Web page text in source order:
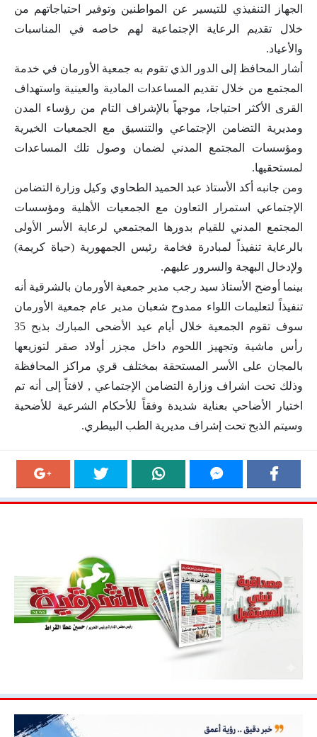
الجهاز التنفيذي للتيسير عن المواطنين وتوفير احتياجاتهم من
خلال تقديم الرعاية الإجتماعية لهم خاصه في المناسبات
والأعياد.
أشار المحافظ إلى الدور الذي تقوم به جمعية الأورمان في خدمة
المجتمع من خلال تقديم المساعدات المادية والعينية واستهداف
القرى الأكثر احتياجا، موجهاً بالإشراف التام من رؤساء المدن
ومديرية التضامن الإجتماعي والتنسيق مع الجمعيات الخيرية
ومؤسسات المجتمع المدني لضمان وصول تلك المساعدات
لمستحقيها.
ومن جانبه أكد الأستاذ عبد الحميد الطحاوي وكيل وزارة التضامن
الإجتماعي استمرار التعاون مع الجمعيات الأهلية ومؤسسات
المجتمع المدني للقيام بدورها المجتمعي لرعاية الأسر الأولى
بالرعاية تنفيذاً لمبادرة فخامة رئيس الجمهورية (حياة كريمة)
ولإدخال البهجة والسرور عليهم.
بينما أوضح الأستاذ سيد رجب مدير جمعية الأورمان بالشرقية أنه
تنفيذاً لتعليمات اللواء ممدوح شعبان مدير عام جمعية الأورمان
سوف تقوم الجمعية خلال أيام عيد الأضحى المبارك بذبح 35
رأس ماشية وتجهيز اللحوم داخل مجزر أولاد صقر لتوزيعها
بالمجان على الأسر المستحقة بمختلف قري مراكز المحافظة
وذلك تحت اشراف وزارة التضامن الإجتماعي , لافتاً إلى أنه تم
اختيار الأضاحي بعناية شديدة وفقاً للأحكام الشرعية للأضحية
وسيتم الذبح تحت إشراف مديرية الطب البيطري.